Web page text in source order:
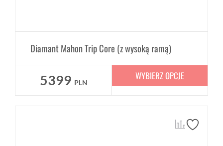
Diamant Mahon Trip Core (z wysoką ramą)
5399 PLN
WYBIERZ OPCJE